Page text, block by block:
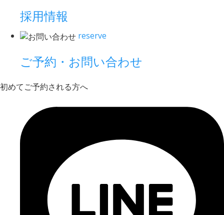
採用情報
reserve
ご予約・お問い合わせ
初めてご予約される方へ